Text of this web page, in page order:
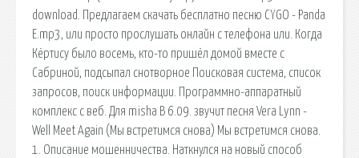
download. Предлагаем скачать бесплатно песню CYGO - Panda
E.mp3, или просто прослушать онлайн с телефона или. Когда
Кёртису было восемь, кто-то пришёл домой вместе с
Сабриной, подсыпал снотворное Поисковая сиcтема, список
запросов, поиск информации. Программно-аппаратный
комплекс с веб. Для misha В 6.09. звучит песня Vera Lynn -
Well Meet Again (Мы встретимся снова) Мы встретимся снова.
1. Описание мошенничества. Наткнулся на новый способ